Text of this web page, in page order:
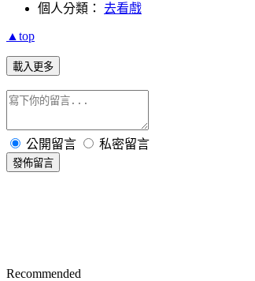
個人分類： 去看戲
▲top
載入更多
公開留言 私密留言
發佈留言
Recommended